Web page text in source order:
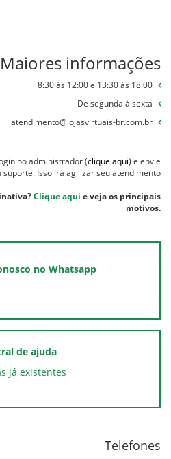
Maiores informações
8:30 às 12:00 e 13:30 às 18:00
De segunda à sexta
atendimento@lojasvirtuais-br.com.br
no administrador (clique aqui) e envie
Isso irá agilizar seu atendimento
Clique aqui e veja os principais
motivos.
no Whatsapp
de ajuda
já existentes
Telefones